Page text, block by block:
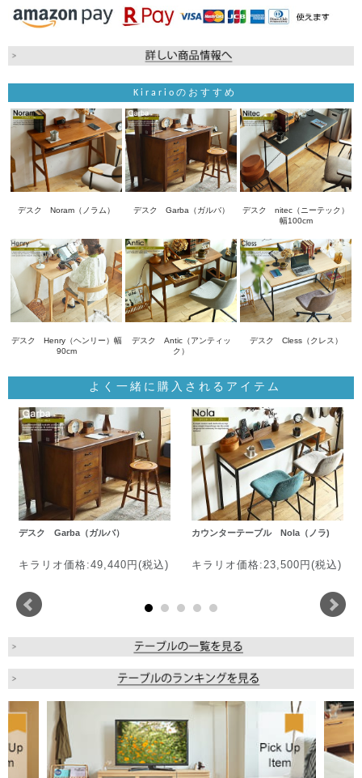
Kirarioのおすすめ
デスク Noram（ノラム） デスク Garba（ガルバ）
デスク nitec（ニーテック）
幅100cm
デスク Henry（ヘンリー）幅
90cm
デスク Antic（アンティッ
ク）
デスク Cless（クレス）
よく一緒に購入されるアイテム
デスク Garba（ガルバ）
キラリオ価格:49,440円(税込)
カウンターテーブル Nola（ノラ)
キラリオ価格:23,500円(税込)